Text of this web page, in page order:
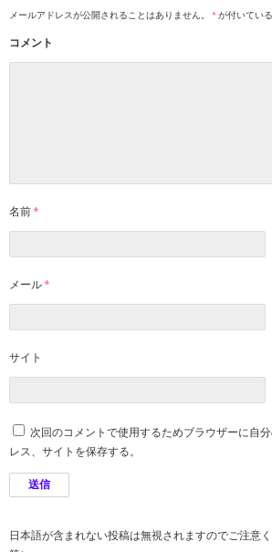
メールアドレスが公開されることはありません。 *が付いてい
コメント
名前 *
メール *
サイト
次回のコメントで使用するためブラウザーに自
レス、サイトを保存する。
日本語が含まれない投稿は無視されますのでご注意